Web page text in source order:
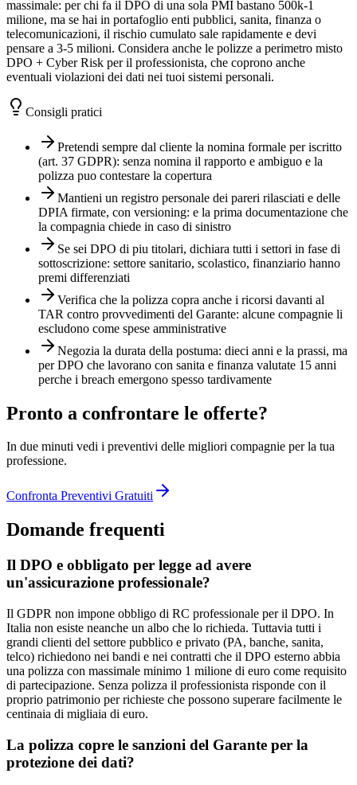
massimale: per chi fa il DPO di una sola PMI bastano 500k-1
milione, ma se hai in portafoglio enti pubblici, sanita, finanza o
telecomunicazioni, il rischio cumulato sale rapidamente e devi
pensare a 3-5 milioni. Considera anche le polizze a perimetro misto
DPO + Cyber Risk per il professionista, che coprono anche
eventuali violazioni dei dati nei tuoi sistemi personali.
Consigli pratici
Pretendi sempre dal cliente la nomina formale per iscritto
(art. 37 GDPR): senza nomina il rapporto e ambiguo e la
polizza puo contestare la copertura
Mantieni un registro personale dei pareri rilasciati e delle
DPIA firmate, con versioning: e la prima documentazione che
la compagnia chiede in caso di sinistro
Se sei DPO di piu titolari, dichiara tutti i settori in fase di
sottoscrizione: settore sanitario, scolastico, finanziario hanno
premi differenziati
Verifica che la polizza copra anche i ricorsi davanti al
TAR contro provvedimenti del Garante: alcune compagnie li
escludono come spese amministrative
Negozia la durata della postuma: dieci anni e la prassi, ma
per DPO che lavorano con sanita e finanza valutate 15 anni
perche i breach emergono spesso tardivamente
Pronto a confrontare le offerte?
In due minuti vedi i preventivi delle migliori compagnie per la tua
professione.
Confronta Preventivi Gratuiti
Domande frequenti
Il DPO e obbligato per legge ad avere
un'assicurazione professionale?
Il GDPR non impone obbligo di RC professionale per il DPO. In
Italia non esiste neanche un albo che lo richieda. Tuttavia tutti i
grandi clienti del settore pubblico e privato (PA, banche, sanita,
telco) richiedono nei bandi e nei contratti che il DPO esterno abbia
una polizza con massimale minimo 1 milione di euro come requisito
di partecipazione. Senza polizza il professionista risponde con il
proprio patrimonio per richieste che possono superare facilmente le
centinaia di migliaia di euro.
La polizza copre le sanzioni del Garante per la
protezione dei dati?